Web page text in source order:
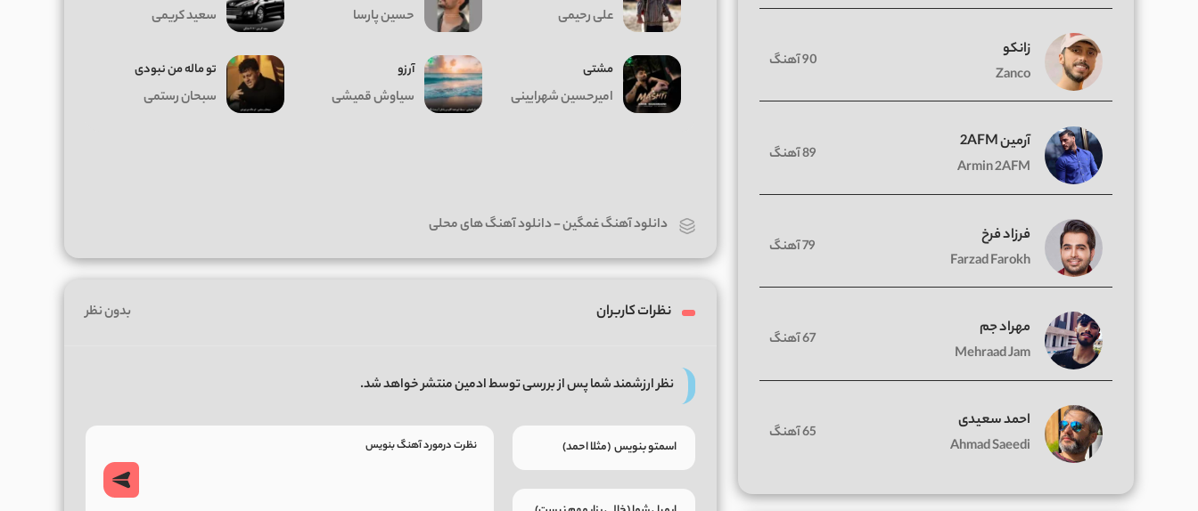
علی رحیمی حسین پارسا سعید کریمی
مشتی
امیرحسین شهرایینی
آرزو
سیاوش قمیشی
تو ماله من نبودی
سبحان رستمی
دانلود آهنگ غمگین-دانلود آهنگ های محلی
نظرات کاربران بدون نظر
نظر ارزشمند شما پس از بررسی توسط ادمین منتشر خواهد شد.
زانکو
Zanco
90 آهنگ
آرمین 2AFM
Armin 2AFM
89 آهنگ
فرزاد فرخ
Farzad Farokh
79 آهنگ
مهراد جم
Mehraad Jam
67 آهنگ
احمد سعیدی
Ahmad Saeedi
65 آهنگ